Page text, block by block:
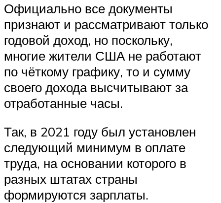
Официально все документы
признают и рассматривают только
годовой доход, но поскольку,
многие жители США не работают
по чёткому графику, то и сумму
своего дохода высчитывают за
отработанные часы.
Так, в 2021 году был установлен
следующий минимум в оплате
труда, на основании которого в
разных штатах страны
формируются зарплаты.